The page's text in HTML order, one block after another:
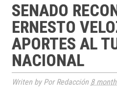
SENADO
ERNESTO
APORTES AL
NACIONAL
Writen by Por Redacción 8